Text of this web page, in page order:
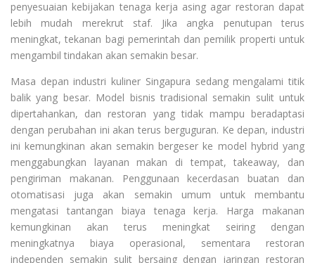
penyesuaian kebijakan tenaga kerja asing agar restoran dapat
lebih mudah merekrut staf. Jika angka penutupan terus
meningkat, tekanan bagi pemerintah dan pemilik properti untuk
mengambil tindakan akan semakin besar.
Masa depan industri kuliner Singapura sedang mengalami titik
balik yang besar. Model bisnis tradisional semakin sulit untuk
dipertahankan, dan restoran yang tidak mampu beradaptasi
dengan perubahan ini akan terus berguguran. Ke depan, industri
ini kemungkinan akan semakin bergeser ke model hybrid yang
menggabungkan layanan makan di tempat, takeaway, dan
pengiriman makanan. Penggunaan kecerdasan buatan dan
otomatisasi juga akan semakin umum untuk membantu
mengatasi tantangan biaya tenaga kerja. Harga makanan
kemungkinan akan terus meningkat seiring dengan
meningkatnya biaya operasional, sementara restoran
independen semakin sulit bersaing dengan jaringan restoran